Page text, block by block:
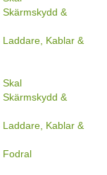
&
Kablar &
Skal
&
Kablar &
Fodral